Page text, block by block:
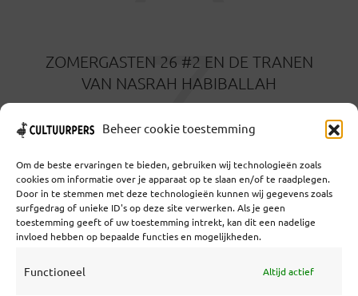
Beheer cookie toestemming
Om de beste ervaringen te bieden, gebruiken wij technologieën zoals
cookies om informatie over je apparaat op te slaan en/of te raadplegen.
Door in te stemmen met deze technologieën kunnen wij gegevens zoals
surfgedrag of unieke ID's op deze site verwerken. Als je geen
toestemming geeft of uw toestemming intrekt, kan dit een nadelige
invloed hebben op bepaalde functies en mogelijkheden.
Functioneel Altijd actief
ZOMERGASTEN 26 #2 EN DE TRANEN
VAN NASRAH HABIBALLAH
Z
Coöperatief Cultureel Persbureau U.A. | Salzburg 29 |
3524KS Utrecht | KvK: 55573592 |Btw: